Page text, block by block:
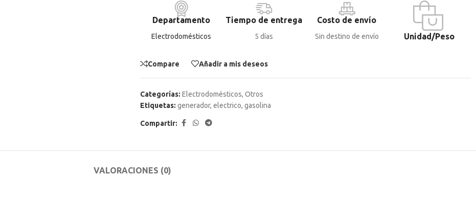
Departamento
Electrodomésticos
Tiempo de entrega
5 días
Costo de envío
Sin destino de envío Unidad/Peso
Compare Añadir a mis deseos
Categorías: Electrodomésticos, Otros
Etiquetas: generador, electrico, gasolina
Compartir:
VALORACIONES (0)